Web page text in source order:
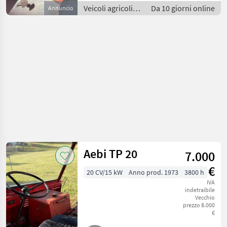
Annuncio
Veicoli agricoli a
motore / Carri a
Da 10 giorni online
Aebi TP 20
7.000
€
IVA
indetraibile
Vecchio
prezzo 8.000
€
20 CV/15 kW Anno prod. 1973 3800 h